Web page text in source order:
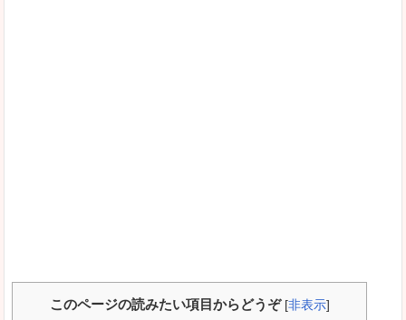
このページの読みたい項目からどうぞ [非表示]